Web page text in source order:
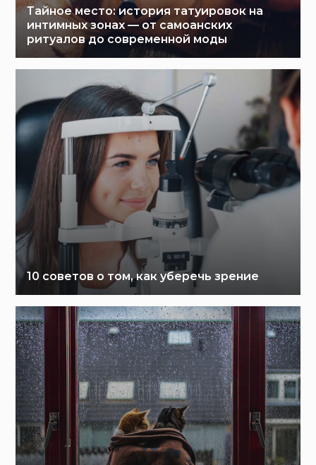
Тайное место: история татуировок на
интимных зонах — от самоанских
ритуалов до современной моды
10 советов о том, как уберечь зрение